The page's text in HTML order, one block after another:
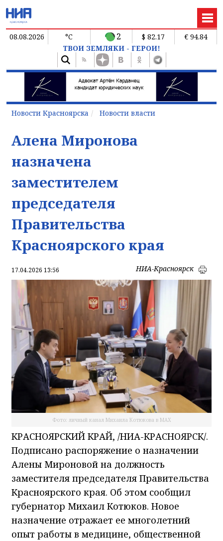
08.08.2026 °C 2 $ 82.17
€ 94.84
ТВОИ ЗЕМЛЯКИ - ГЕРОИ!
Новости Красноярска Новости власти
Алена Миронова
назначена
заместителем
председателя
Правительства
Красноярского края
17.04.2026 13:56 НИА-Красноярск
Фото: личный канал Михаила Котюкова в MAX
КРАСНОЯРСКИЙ КРАЙ, /НИА-КРАСНОЯРСК/.
Подписано распоряжение о назначении
Алены Мироновой на должность
заместителя председателя Правительства
Красноярского края. Об этом сообщил
губернатор Михаил Котюков. Новое
назначение отражает ее многолетний
опыт работы в медицине, общественной